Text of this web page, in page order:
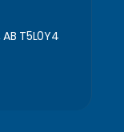
T5L0Y4